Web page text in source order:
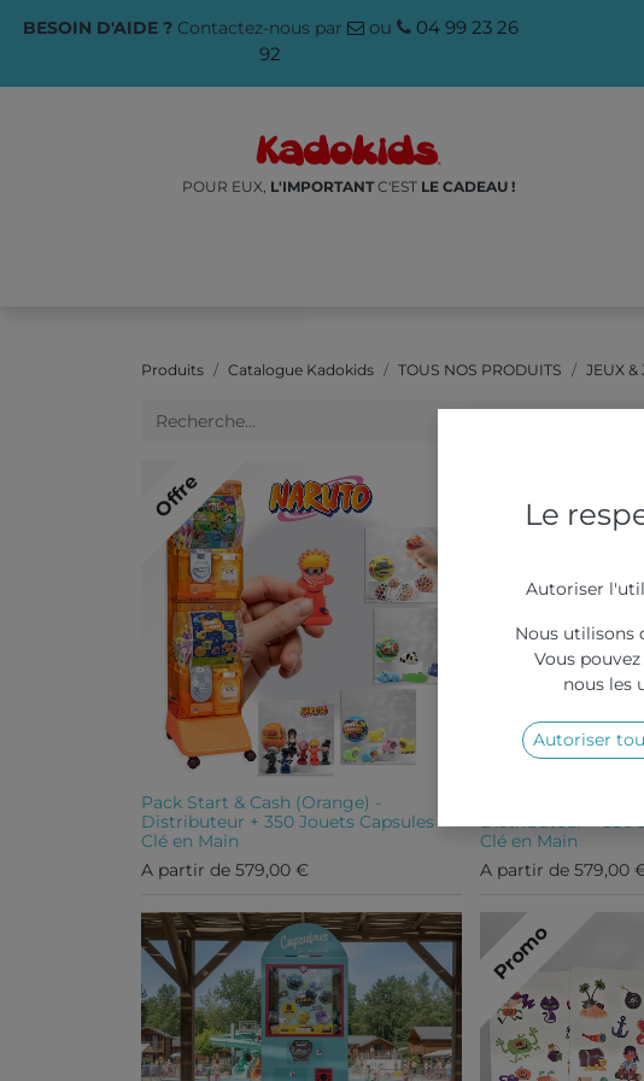
BESOIN D'AIDE ?Contactez-nous par ou
04 99 23 26
92
POUR EUX, L'IMPORTANTC'EST LE CADEAU !
Produits Catalogue Kadokids TOUS NOS PRODUITS JEUX &
Offre
Pack Start & Cash (Orange) -
Distributeur + 350 Jouets Capsules
Clé en Main
A partir de 579,00 €
Offre
Distributeur + 350
Clé en Main
A partir de 579,00
Promo
Le
Autoriser
Nous utilisons
Vous
nous les
Autoriser